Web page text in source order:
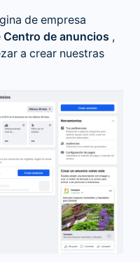
de empresa
Centro de anuncios ,
a crear nuestras